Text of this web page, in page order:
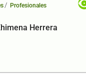
/ Profesionales
Herrera